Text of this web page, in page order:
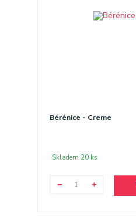
Bérénice - Creme
Skladem 20 ks